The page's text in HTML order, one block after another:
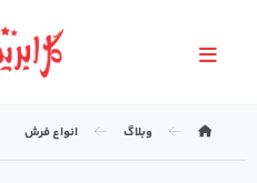
وبلاگ انواع فرش